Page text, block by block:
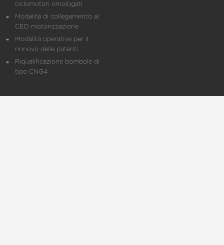
ciclomotori omologati
Modalità di collegamento al
CED motorizzazione
Modalità operative per il
rinnovo delle patenti
Riqualificazione bombole di
tipo CNG4